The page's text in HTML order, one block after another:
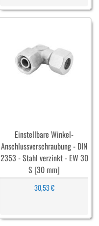
Einstellbare Winkel-
Anschlussverschraubung - DIN
2353 - Stahl verzinkt - EW 30
S [30 mm]
30,53 €